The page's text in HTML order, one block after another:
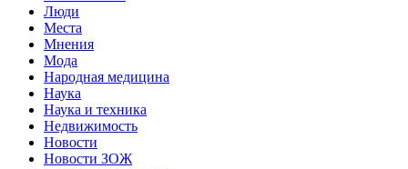
Люди
Места
Мнения
Мода
Народная медицина
Наука
Наука и техника
Недвижимость
Новости
Новости ЗОЖ